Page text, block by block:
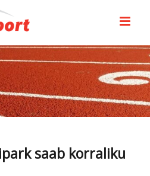
saab korraliku